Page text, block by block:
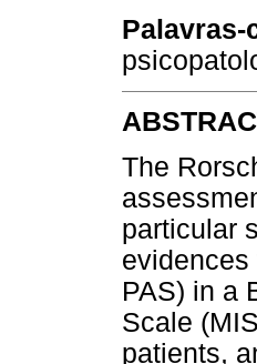
Palavras-
The
particular
evidences
PAS) in a
Scale
patients,